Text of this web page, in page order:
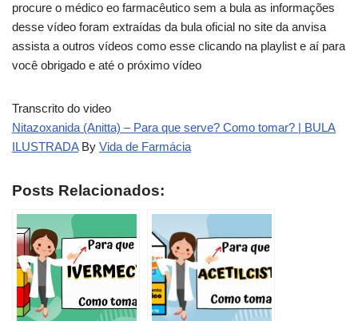
procure o médico eo farmacêutico sem a bula as informações
desse vídeo foram extraídas da bula oficial no site da anvisa
assista a outros vídeos como esse clicando na playlist e aí para
você obrigado e até o próximo vídeo
Transcrito do video
Nitazoxanida (Anitta) – Para que serve? Como tomar? | BULA
ILUSTRADABy Vida de Farmácia
Posts Relacionados: